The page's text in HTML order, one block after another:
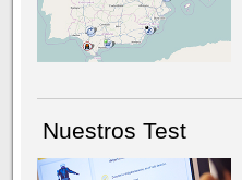
NÚMERO ACTUALHEMEROTECA
Nuestros Test